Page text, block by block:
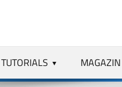
TUTORIALS MAGAZIN